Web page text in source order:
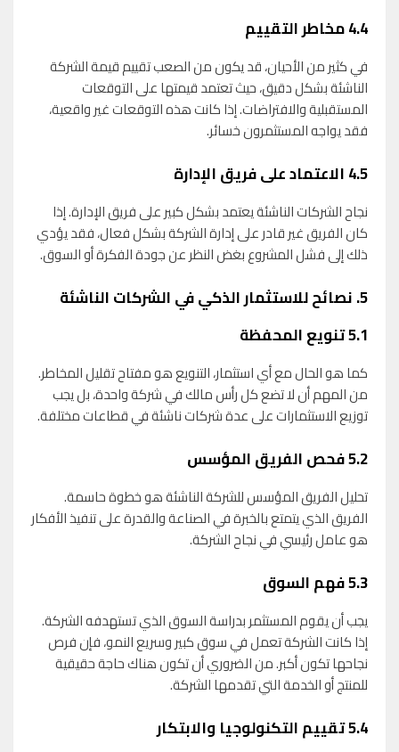
4.4مخاطر التقييم
في كثير من الأحيان، قد يكون من الصعب تقييم قيمة الشركة
الناشئة بشكل دقيق، حيث تعتمد قيمتها على التوقعات
المستقبلية والافتراضات. إذا كانت هذه التوقعات غير واقعية،
فقد يواجه المستثمرون خسائر.
4.5الاعتماد على فريق الإدارة
نجاح الشركات الناشئة يعتمد بشكل كبير على فريق الإدارة. إذا
كان الفريق غير قادر على إدارة الشركة بشكل فعال، فقد يؤدي
ذلك إلى فشل المشروع بغض النظر عن جودة الفكرة أو السوق.
5. نصائح للاستثمار الذكي في الشركات الناشئة
5.1تنويع المحفظة
كما هو الحال مع أي استثمار، التنويع هو مفتاح تقليل المخاطر.
من المهم أن لا تضع كل رأس مالك في شركة واحدة، بل يجب
توزيع الاستثمارات على عدة شركات ناشئة في قطاعات مختلفة.
5.2فحص الفريق المؤسس
تحليل الفريق المؤسس للشركة الناشئة هو خطوة حاسمة.
الفريق الذي يتمتع بالخبرة في الصناعة والقدرة على تنفيذ الأفكار
هو عامل رئيسي في نجاح الشركة.
5.3فهم السوق
يجب أن يقوم المستثمر بدراسة السوق الذي تستهدفه الشركة.
إذا كانت الشركة تعمل في سوق كبير وسريع النمو، فإن فرص
نجاحها تكون أكبر. من الضروري أن تكون هناك حاجة حقيقية
للمنتج أو الخدمة التي تقدمها الشركة.
5.4تقييم التكنولوجيا والابتكار